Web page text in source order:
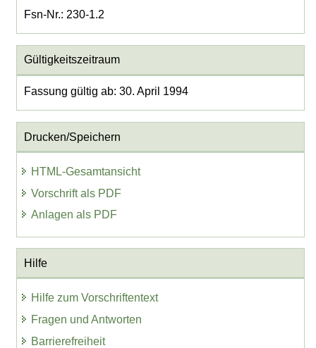
Fsn-Nr.: 230-1.2
Gültigkeitszeitraum
Fassung gültig ab: 30. April 1994
Drucken/Speichern
HTML-Gesamtansicht
Vorschrift als PDF
Anlagen als PDF
Hilfe
Hilfe zum Vorschriftentext
Fragen und Antworten
Barrierefreiheit